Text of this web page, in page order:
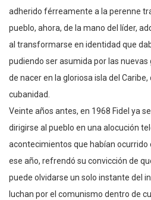
adherido férreamente a la perenne
pueblo, ahora, de la mano del líder,
al transformarse en identidad que
pudiendo ser asumida por las
de nacer en la gloriosa isla del
cubanidad.
Veinte años antes, en 1968 Fidel ya
dirigirse al pueblo en una alocución
acontecimientos que habían ocurrido
ese año, refrendó su convicción de
puede olvidarse un solo instante del
luchan por el comunismo dentro de